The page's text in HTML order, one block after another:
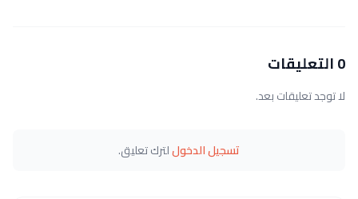
0 التعليقات
لا توجد تعليقات بعد.
تسجيل الدخوللترك تعليق.